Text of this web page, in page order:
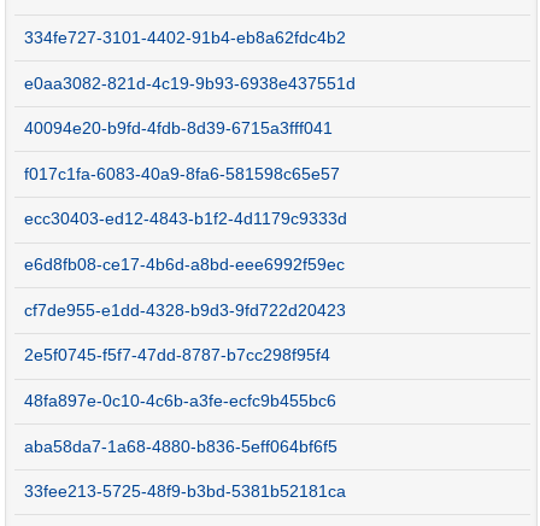
334fe727-3101-4402-91b4-eb8a62fdc4b2
e0aa3082-821d-4c19-9b93-6938e437551d
40094e20-b9fd-4fdb-8d39-6715a3fff041
f017c1fa-6083-40a9-8fa6-581598c65e57
ecc30403-ed12-4843-b1f2-4d1179c9333d
e6d8fb08-ce17-4b6d-a8bd-eee6992f59ec
cf7de955-e1dd-4328-b9d3-9fd722d20423
2e5f0745-f5f7-47dd-8787-b7cc298f95f4
48fa897e-0c10-4c6b-a3fe-ecfc9b455bc6
aba58da7-1a68-4880-b836-5eff064bf6f5
33fee213-5725-48f9-b3bd-5381b52181ca